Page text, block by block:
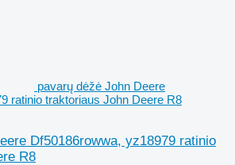
pavarų dėžė John Deere
ratinio traktoriaus John Deere R8
Df50186rowwa, yz18979 ratinio
R8